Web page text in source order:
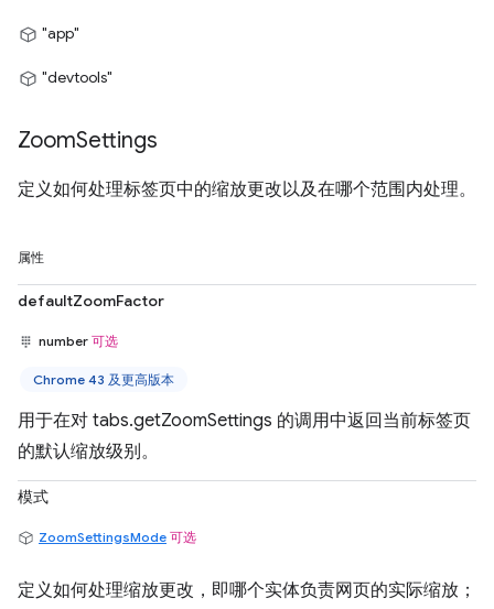
"app"
"devtools"
ZoomSettings
定义如何处理标签页中的缩放更改以及在哪个范围内处理。
属性
defaultZoomFactor
number 可选
Chrome 43 及更高版本
用于在对 tabs.getZoomSettings 的调用中返回当前标签页
的默认缩放级别。
模式
ZoomSettingsMode 可选
定义如何处理缩放更改，即哪个实体负责网页的实际缩放；